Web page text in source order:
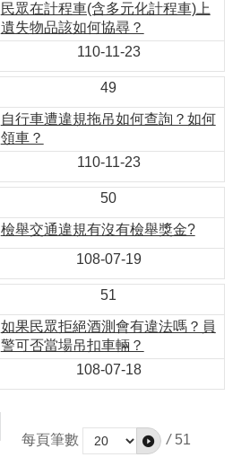
民眾在計程車(含多元化計程車)上
遺失物品該如何協尋？
110-11-23
49
自行車遭違規拖吊如何查詢？如何
領車？
110-11-23
50
檢舉交通違規有沒有檢舉獎金?
108-07-19
51
如果民眾拒絕酒測會有違法嗎？員
警可否當場吊扣車輛？
108-07-18
每頁筆數
/ 51